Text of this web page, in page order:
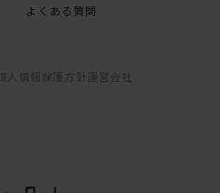
よくある質問
個人情報保護方針
運営会社